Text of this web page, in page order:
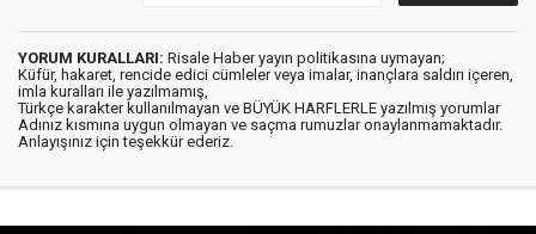
YORUM KURALLARI: Risale Haber yayın politikasına uymayan;
Küfür, hakaret, rencide edici cümleler veya imalar, inançlara saldırı içeren,
imla kuralları ile yazılmamış,
Türkçe karakter kullanılmayan ve BÜYÜK HARFLERLE yazılmış yorumlar
Adınız kısmına uygun olmayan ve saçma rumuzlar onaylanmamaktadır.
Anlayışınız için teşekkür ederiz.